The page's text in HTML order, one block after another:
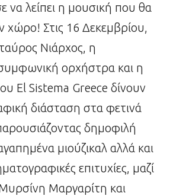
να λείπει η μουσική που θα
χώρο! Στις 16 Δεκεμβρίου,
Νιάρχος, η
συμφωνική ορχήστρα και η
El Sistema Greece δίνουν
διάσταση στα φετινά
δημοφιλή
μιούζικαλ αλλά και
επιτυχίες, μαζί
Μαργαρίτη και